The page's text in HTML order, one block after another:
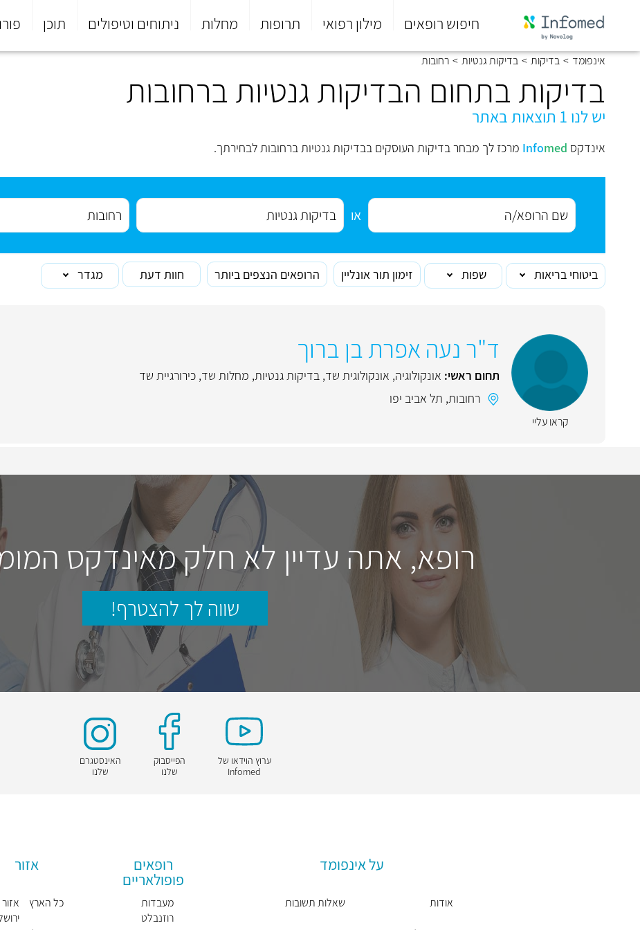
חיפוש רופאים מילון רפואי תרופות מחלות ניתוחים וטיפולים תוכן
סוף
התפריט
אינפומד > בדיקות > בדיקות גנטיות > רחובות
בדיקות בתחום הבדיקות גנטיות ברחובות
יש לנו 1 תוצאות באתר
אינדקס Infomed מרכז לך מבחר בדיקות העוסקים בבדיקות גנטיות ברחובות לבחירתך.
או
ביטוחי בריאות שפות זימון תור אונליין הרופאים הנצפים ביותר חוות דעת מגדר
קראו עליי
ד"ר נעה אפרת בן ברוך
תחום ראשי: אונקולוגיה, אונקולוגית שד, בדיקות גנטיות, מחלות שד, כירורגיית שד
רחובות, תל אביב יפו
רופא, אתה עדיין לא חלק מאינדקס
שווה לך להצטרף!
ערוץ הוידאו של
Infomed
הפייסבוק
שלנו
האינסטגרם
שלנו
על אינפומד
אודות שאלות תשובות
רופאים
פופולאריים
מעבדות
רוזנבלט
אזור
כל הארץ
אזור